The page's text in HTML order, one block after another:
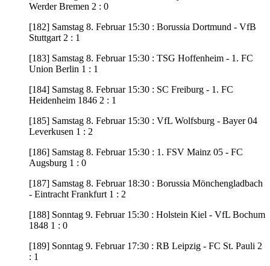
Werder Bremen 2 : 0
[182] Samstag 8. Februar 15:30 : Borussia Dortmund - VfB
Stuttgart 2 : 1
[183] Samstag 8. Februar 15:30 : TSG Hoffenheim - 1. FC
Union Berlin 1 : 1
[184] Samstag 8. Februar 15:30 : SC Freiburg - 1. FC
Heidenheim 1846 2 : 1
[185] Samstag 8. Februar 15:30 : VfL Wolfsburg - Bayer 04
Leverkusen 1 : 2
[186] Samstag 8. Februar 15:30 : 1. FSV Mainz 05 - FC
Augsburg 1 : 0
[187] Samstag 8. Februar 18:30 : Borussia Mönchengladbach
- Eintracht Frankfurt 1 : 2
[188] Sonntag 9. Februar 15:30 : Holstein Kiel - VfL Bochum
1848 1 : 0
[189] Sonntag 9. Februar 17:30 : RB Leipzig - FC St. Pauli 2
: 1